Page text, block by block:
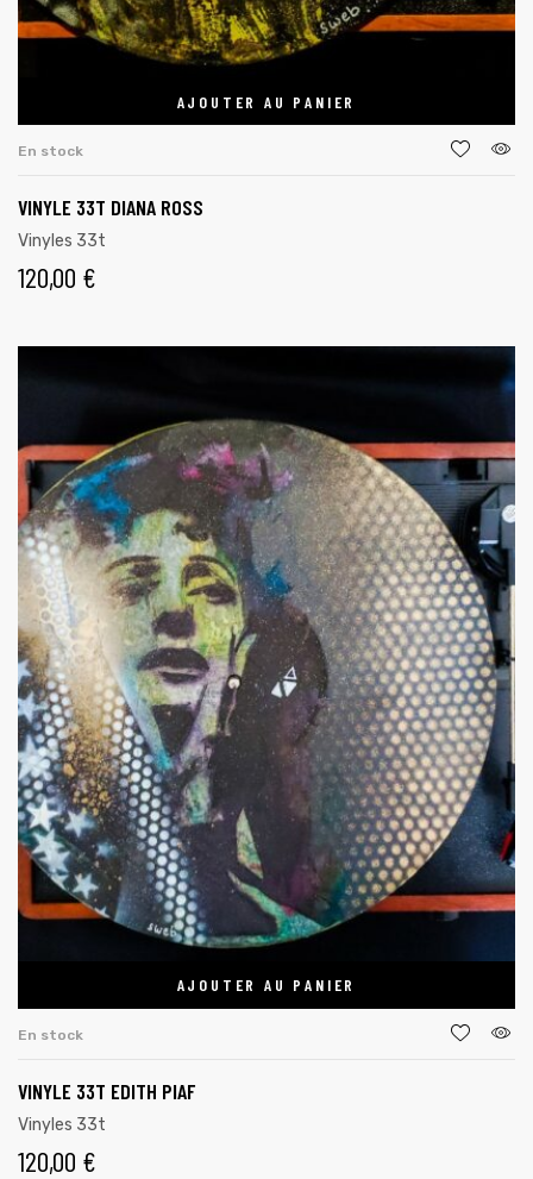
AJOUTER AU PANIER
En stock
VINYLE 33T DIANA ROSS
Vinyles 33t
120,00 €
AJOUTER AU PANIER
En stock
VINYLE 33T EDITH PIAF
Vinyles 33t
120,00 €